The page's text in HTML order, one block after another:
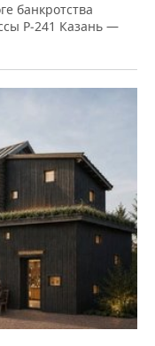
банкротства
Р‑241 Казань —